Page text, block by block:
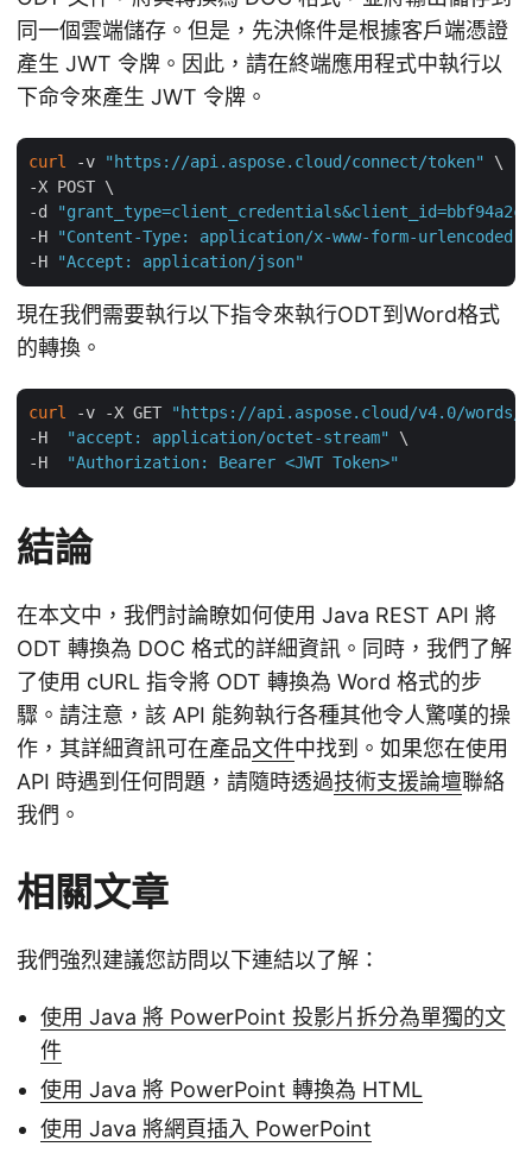
同一個雲端儲存。但是，先決條件是根據客戶端憑證
產生 JWT 令牌。因此，請在終端應用程式中執行以
下命令來產生 JWT 令牌。
curl -v "https://api.aspose.cloud/connect/token"
\
-X POST \
-d
"grant_type=client_credentials&client_id=bbf94a2c-
-H
"Content-Type: application/x-www-form-urlencoded"
-H
"Accept: application/json"
現在我們需要執行以下指令來執行ODT到Word格式
的轉換。
curl -v -X GET
"https://api.aspose.cloud/v4.0/words/
-H
"accept: application/octet-stream"
\
-H
"Authorization: Bearer <JWT Token>"
結論
在本文中，我們討論瞭如何使用 Java REST API 將
ODT 轉換為 DOC 格式的詳細資訊。同時，我們了解
了使用 cURL 指令將 ODT 轉換為 Word 格式的步
驟。請注意，該 API 能夠執行各種其他令人驚嘆的操
作，其詳細資訊可在產品文件中找到。如果您在使用
API 時遇到任何問題，請隨時透過技術支援論壇聯絡
我們。
相關文章
我們強烈建議您訪問以下連結以了解：
使用 Java 將 PowerPoint 投影片拆分為單獨的文
件
使用 Java 將 PowerPoint 轉換為 HTML
使用 Java 將網頁插入 PowerPoint